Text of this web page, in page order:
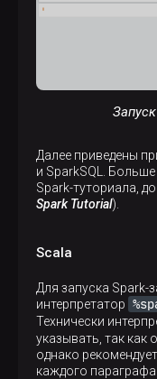
Далее приведены
и SparkSQL.
Spark-туториала,
Spark Tutorial).
Scala
Для запуска Spark-
интерпретатор
Технически
указывать, так как
однако
каждого параграфа